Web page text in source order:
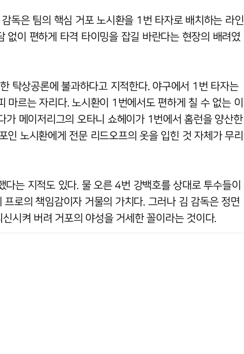
독은 팀의 핵심 거포 노시환을 1번 타자로 배치하는 라인
없이 편하게 타격 타이밍을 잡길 바란다는 현장의 배려였
탁상공론에 불과하다고 지적한다. 야구에서 1번 타자는
르는 자리다. 노시환이 1번에서도 편하게 칠 수 없는 이
메이저리그의 오타니 쇼헤이가 1번에서 홈런을 양산한
노시환에게 전문 리드오프의 옷을 입힌 것 자체가 무리
는 지적도 있다. 물 오른 4번 강백호를 상대로 투수들이
로의 책임감이자 거물의 가치다. 그러나 김 감독은 정면
시켜 버려 거포의 야성을 거세한 꼴이라는 것이다.